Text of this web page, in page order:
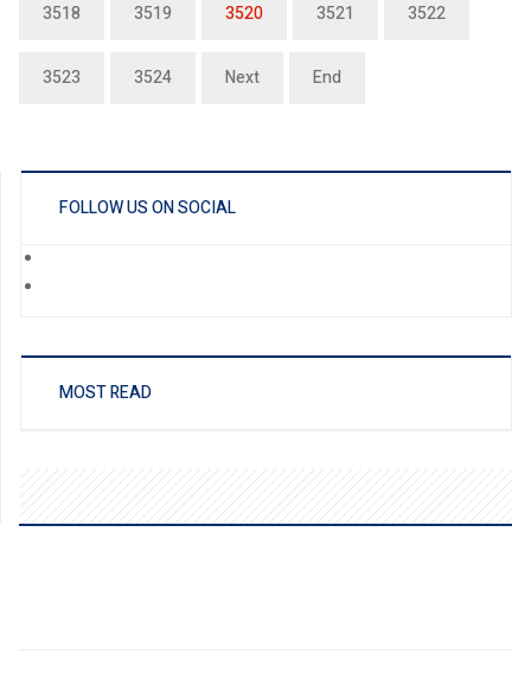
3518 3519 3520 3521 3522
3523 3524 Next End
FOLLOW US ON SOCIAL
MOST READ